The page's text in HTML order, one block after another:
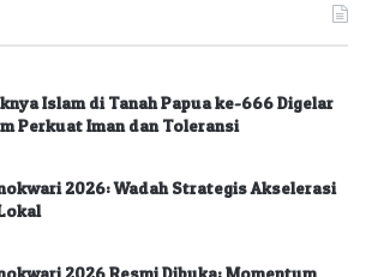
Islam di Tanah Papua ke-666 Digelar
Perkuat Iman dan Toleransi
2026: Wadah Strategis Akselerasi
2026 Resmi Dibuka: Momentum